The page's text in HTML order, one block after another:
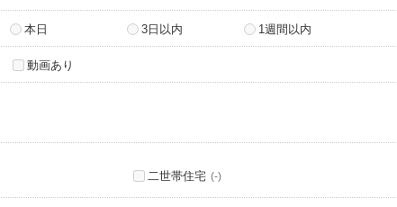
本日 3日以内 1週間以内
動画あり
二世帯住宅 (-)